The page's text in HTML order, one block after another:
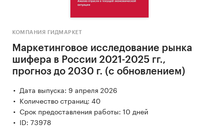
КОМПАНИЯ ГИДМАРКЕТ
Маркетинговое исследование рынка
шифера в России 2021-2025 гг.,
прогноз до 2030 г. (с обновлением)
Дата выпуска: 9 апреля 2026
Количество страниц: 40
Срок предоставления работы: 10 дней
ID: 73978